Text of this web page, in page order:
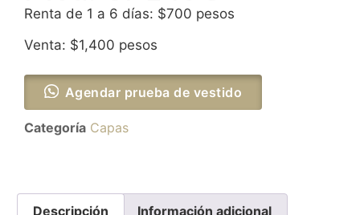
Renta de 1 a 6 días: $700 pesos
Venta: $1,400 pesos
Agendar prueba de vestido
Categoría Capas
Descripción Información adicional